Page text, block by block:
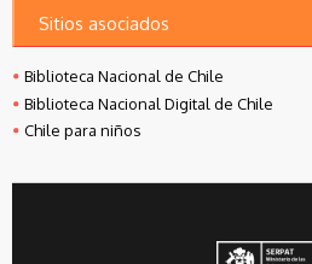
Sitios asociados
Biblioteca Nacional de Chile
Biblioteca Nacional Digital de Chile
Chile para niños